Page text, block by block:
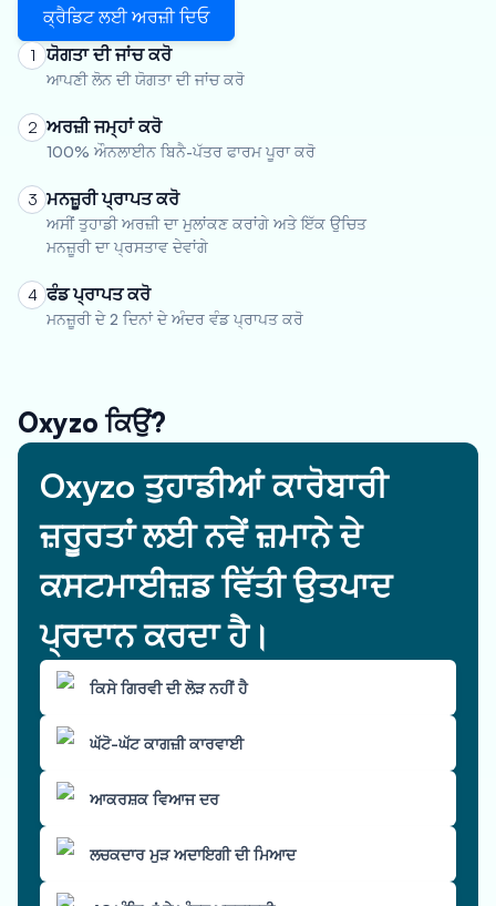
ਕ੍ਰੈਡਿਟ ਲਈ ਅਰਜ਼ੀ ਦਿਓ
1 ਯੋਗਤਾ ਦੀ ਜਾਂਚ ਕਰੋ
ਆਪਣੀ ਲੋਨ ਦੀ ਯੋਗਤਾ ਦੀ ਜਾਂਚ ਕਰੋ
2 ਅਰਜ਼ੀ ਜਮ੍ਹਾਂ ਕਰੋ
100% ਔਨਲਾਈਨ ਬਿਨੈ-ਪੱਤਰ ਫਾਰਮ ਪੂਰਾ ਕਰੋ
3 ਮਨਜ਼ੂਰੀ ਪ੍ਰਾਪਤ ਕਰੋ
ਅਸੀਂ ਤੁਹਾਡੀ ਅਰਜ਼ੀ ਦਾ ਮੁਲਾਂਕਣ ਕਰਾਂਗੇ ਅਤੇ ਇੱਕ ਉਚਿਤ
ਮਨਜ਼ੂਰੀ ਦਾ ਪ੍ਰਸਤਾਵ ਦੇਵਾਂਗੇ
4 ਫੰਡ ਪ੍ਰਾਪਤ ਕਰੋ
ਮਨਜ਼ੂਰੀ ਦੇ 2 ਦਿਨਾਂ ਦੇ ਅੰਦਰ ਵੰਡ ਪ੍ਰਾਪਤ ਕਰੋ
Oxyzo ਕਿਉਂ?
Oxyzo ਤੁਹਾਡੀਆਂ ਕਾਰੋਬਾਰੀ
ਜ਼ਰੂਰਤਾਂ ਲਈ ਨਵੇਂ ਜ਼ਮਾਨੇ ਦੇ
ਕਸਟਮਾਈਜ਼ਡ ਵਿੱਤੀ ਉਤਪਾਦ
ਪ੍ਰਦਾਨ ਕਰਦਾ ਹੈ।
ਕਿਸੇ ਗਿਰਵੀ ਦੀ ਲੋੜ ਨਹੀਂ ਹੈ
ਘੱਟੋ-ਘੱਟ ਕਾਗਜ਼ੀ ਕਾਰਵਾਈ
ਆਕਰਸ਼ਕ ਵਿਆਜ ਦਰ
ਲਚਕਦਾਰ ਮੁੜ ਅਦਾਇਗੀ ਦੀ ਮਿਆਦ